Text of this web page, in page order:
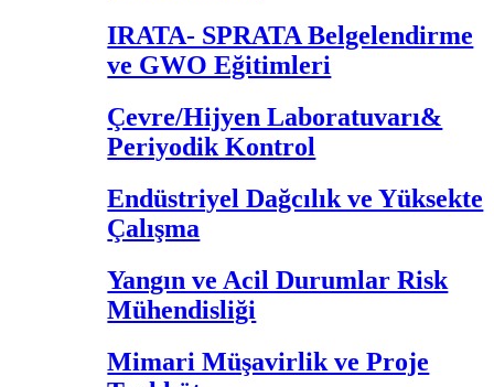
IRATA- SPRATA Belgelendirme
ve GWO Eğitimleri
Çevre/Hijyen Laboratuvarı&
Periyodik Kontrol
Endüstriyel Dağcılık ve Yüksekte
Çalışma
Yangın ve Acil Durumlar Risk
Mühendisliği
Mimari Müşavirlik ve Proje